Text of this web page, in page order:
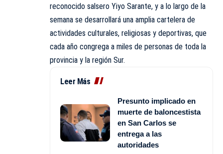
reconocido salsero Yiyo Sarante, y a lo largo de la
semana se desarrollará una amplia cartelera de
actividades culturales, religiosas y deportivas, que
cada año congrega a miles de personas de toda la
provincia y la región Sur.
Leer Más
Presunto implicado en
muerte de baloncestista
en San Carlos se
entrega a las
autoridades